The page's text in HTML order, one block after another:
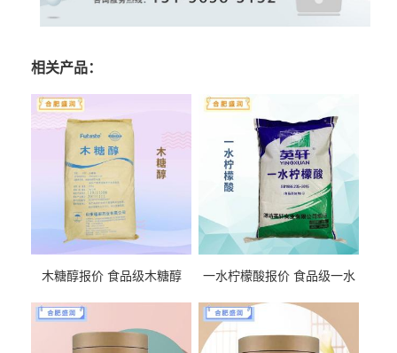
相关产品：
木糖醇报价 食品级木糖醇
一水柠檬酸报价 食品级一水